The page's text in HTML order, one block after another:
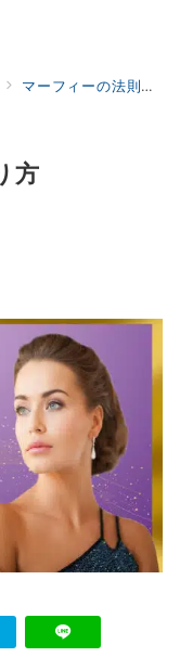
マーフィーの法則
方